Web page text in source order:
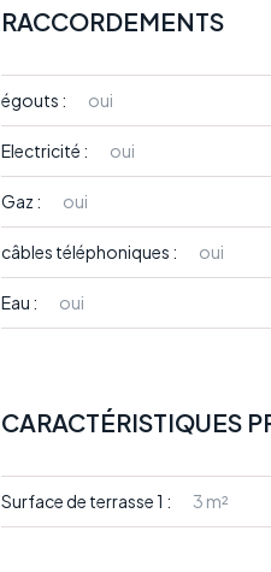
RACCORDEMENTS
égouts : oui
Electricité : oui
Gaz : oui
câbles téléphoniques : oui
Eau : oui
CARACTÉRISTIQUES
Surface de terrasse 1 : 3 m²